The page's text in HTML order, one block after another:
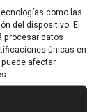
como las
del dispositivo. El
procesar datos
únicas en
afectar
de l'Hospital, 4,